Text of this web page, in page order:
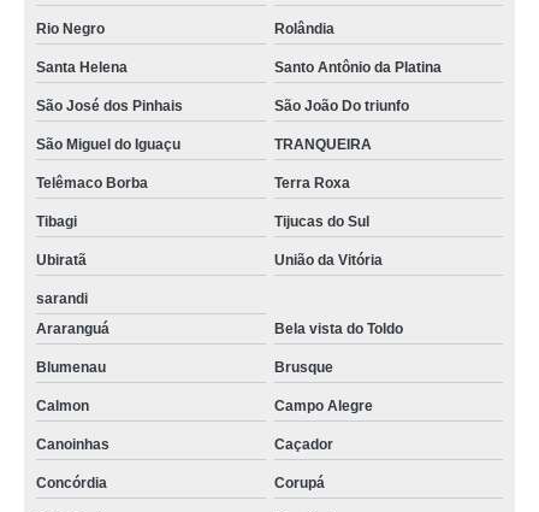
Rio Negro Rolândia
Santa Helena Santo Antônio da Platina
São José dos Pinhais São João Do triunfo
São Miguel do Iguaçu TRANQUEIRA
Telêmaco Borba Terra Roxa
Tibagi Tijucas do Sul
Ubiratã União da Vitória
sarandi
Araranguá
Bela vista do Toldo
Blumenau Brusque
Calmon Campo Alegre
Canoinhas Caçador
Concórdia Corupá